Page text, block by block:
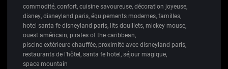
commodité, confort, cuisine savoureuse, décoration joyeuse,
disney, disneyland paris, équipements modernes, familles,
hotel santa fe disneyland paris, lits douillets, mickey mouse,
ouest américain, pirates of the caribbean,
piscine extérieure chauffée, proximité avec disneyland paris,
restaurants de l'hôtel , santa fe hotel , séjour magique,
space mountain